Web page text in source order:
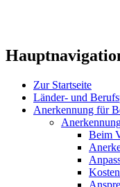
Zur Startseite
Länder- und
Anerkennung für
Beim